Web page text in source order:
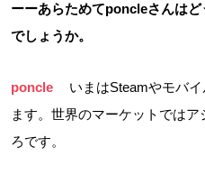
ーーあらためてponcleさんは
でしょうか。
poncle
いまはSteamやモバ
ます。世界のマーケットでは
ろです。